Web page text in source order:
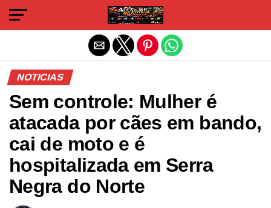
NOTICIAS
Sem controle: Mulher é
atacada por cães em bando,
cai de moto e é
hospitalizada em Serra
Negra do Norte
Sair da versão mobile